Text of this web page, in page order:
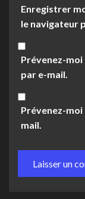
Enregistrer
le navigateur
Prévenez-
par e-mail.
Prévenez-
mail.